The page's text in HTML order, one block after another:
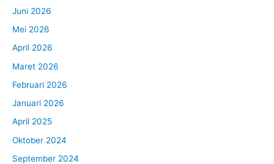
Juni 2026
Mei 2026
April 2026
Maret 2026
Februari 2026
Januari 2026
April 2025
Oktober 2024
September 2024